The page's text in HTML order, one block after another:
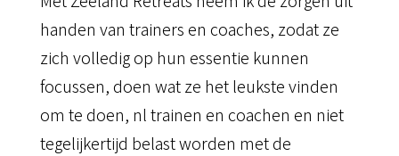
handen van trainers en coaches, zodat ze
zich volledig op hun essentie kunnen
focussen, doen wat ze het leukste vinden
om te doen, nl trainen en coachen en niet
tegelijkertijd belast worden met de